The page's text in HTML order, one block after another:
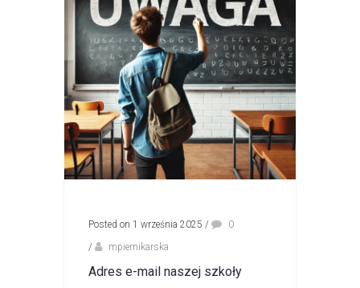
Posted on 1 września 2025 /
0
/
mpiernikarska
Adres e-mail naszej szkoły